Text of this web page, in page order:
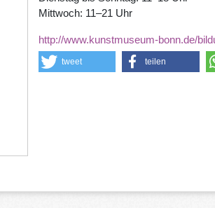
Mittwoch: 11–21 Uhr
http://www.kunstmuseum-bonn.de/
tweet teilen